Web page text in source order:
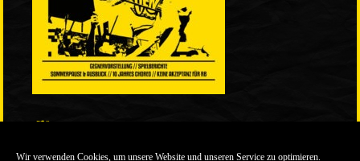
Wir verwenden Cookies, um unsere Website und unseren Service zu optimieren.